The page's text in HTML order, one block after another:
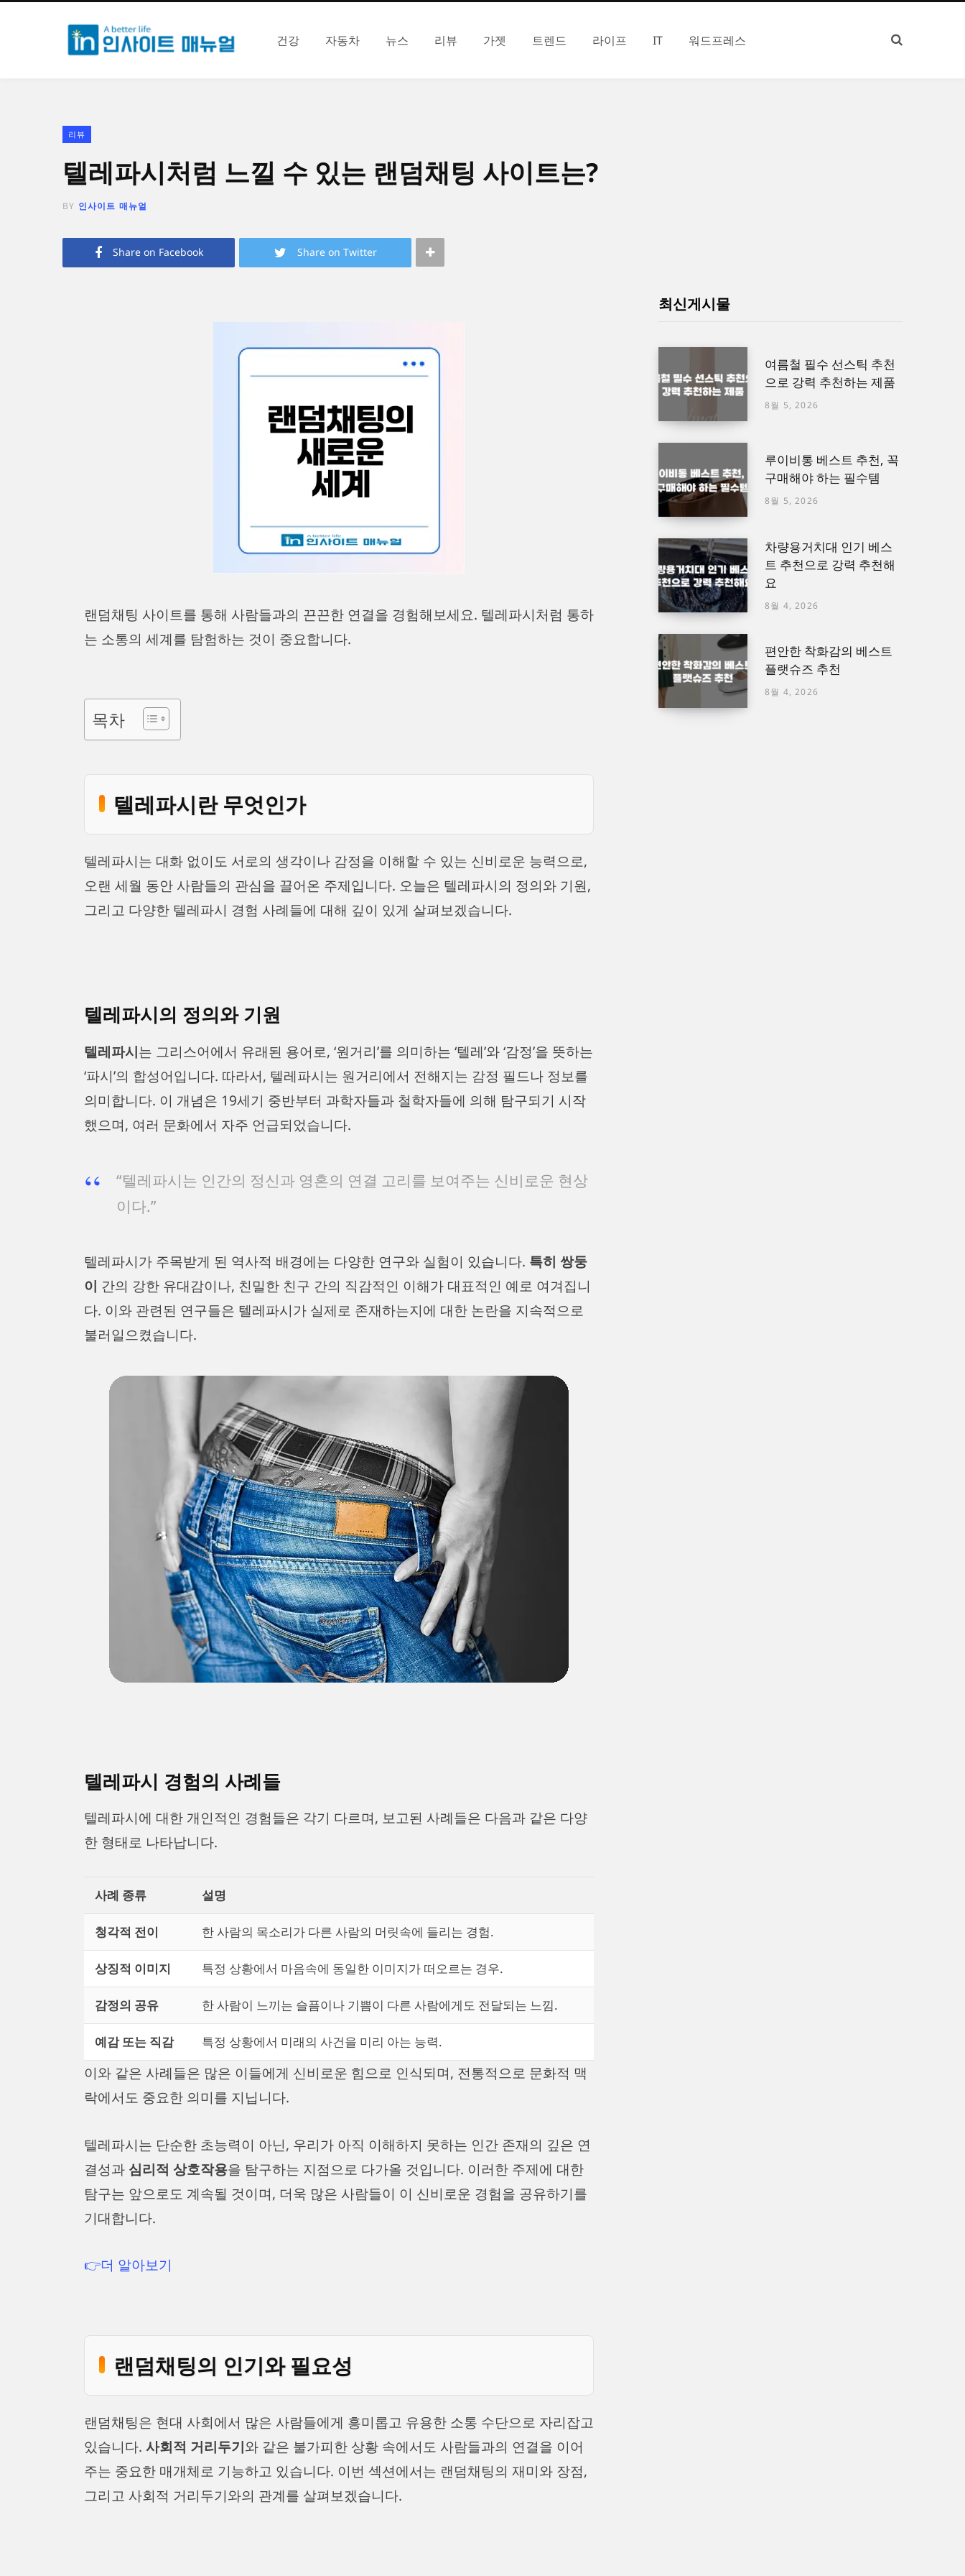
건강 자동차 뉴스 리뷰 가젯 트렌드 라이프 IT 워드프레스
리뷰
텔레파시처럼 느낄 수 있는 랜덤채팅 사이트는?
BY 인사이트 매뉴얼
Share on Facebook Share on Twitter
랜덤채팅 사이트를 통해 사람들과의 끈끈한 연결을 경험해보세요. 텔레파시처럼 통하
는 소통의 세계를 탐험하는 것이 중요합니다.
목차
텔레파시란 무엇인가
텔레파시는 대화 없이도 서로의 생각이나 감정을 이해할 수 있는 신비로운 능력으로,
오랜 세월 동안 사람들의 관심을 끌어온 주제입니다. 오늘은 텔레파시의 정의와 기원,
그리고 다양한 텔레파시 경험 사례들에 대해 깊이 있게 살펴보겠습니다.
텔레파시의 정의와 기원
텔레파시는 그리스어에서 유래된 용어로, ‘원거리’를 의미하는 ‘텔레’와 ‘감정’을 뜻하는
‘파시’의 합성어입니다. 따라서, 텔레파시는 원거리에서 전해지는 감정 필드나 정보를
의미합니다. 이 개념은 19세기 중반부터 과학자들과 철학자들에 의해 탐구되기 시작
했으며, 여러 문화에서 자주 언급되었습니다.
“텔레파시는 인간의 정신과 영혼의 연결 고리를 보여주는 신비로운 현상
이다.”
텔레파시가 주목받게 된 역사적 배경에는 다양한 연구와 실험이 있습니다. 특히 쌍둥
이 간의 강한 유대감이나, 친밀한 친구 간의 직감적인 이해가 대표적인 예로 여겨집니
다. 이와 관련된 연구들은 텔레파시가 실제로 존재하는지에 대한 논란을 지속적으로
불러일으켰습니다.
텔레파시 경험의 사례들
텔레파시에 대한 개인적인 경험들은 각기 다르며, 보고된 사례들은 다음과 같은 다양
한 형태로 나타납니다.
사례 종류 설명
청각적 전이 한 사람의 목소리가 다른 사람의 머릿속에 들리는 경험.
상징적 이미지 특정 상황에서 마음속에 동일한 이미지가 떠오르는 경우.
감정의 공유 한 사람이 느끼는 슬픔이나 기쁨이 다른 사람에게도 전달되는 느낌.
예감 또는 직감 특정 상황에서 미래의 사건을 미리 아는 능력.
이와 같은 사례들은 많은 이들에게 신비로운 힘으로 인식되며, 전통적으로 문화적 맥
락에서도 중요한 의미를 지닙니다.
텔레파시는 단순한 초능력이 아닌, 우리가 아직 이해하지 못하는 인간 존재의 깊은 연
결성과 심리적 상호작용을 탐구하는 지점으로 다가올 것입니다. 이러한 주제에 대한
탐구는 앞으로도 계속될 것이며, 더욱 많은 사람들이 이 신비로운 경험을 공유하기를
기대합니다.
👉더 알아보기
랜덤채팅의 인기와 필요성
랜덤채팅은 현대 사회에서 많은 사람들에게 흥미롭고 유용한 소통 수단으로 자리잡고
있습니다. 사회적 거리두기와 같은 불가피한 상황 속에서도 사람들과의 연결을 이어
주는 중요한 매개체로 기능하고 있습니다. 이번 섹션에서는 랜덤채팅의 재미와 장점,
그리고 사회적 거리두기와의 관계를 살펴보겠습니다.
최신게시물
여름철 필수 선스틱 추천
으로 강력 추천하는 제품
8월 5, 2026
루이비통 베스트 추천, 꼭
구매해야 하는 필수템
8월 5, 2026
차량용거치대 인기 베스
트 추천으로 강력 추천해
요
8월 4, 2026
편안한 착화감의 베스트
플랫슈즈 추천
8월 4, 2026